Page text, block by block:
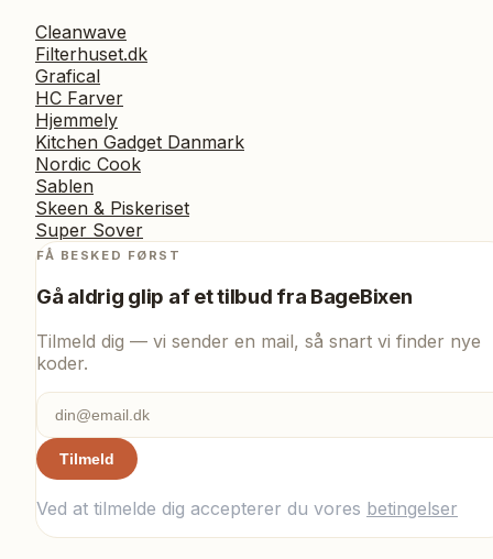
Cleanwave
Filterhuset.dk
Grafical
HC Farver
Hjemmely
Kitchen Gadget Danmark
Nordic Cook
Sablen
Skeen & Piskeriset
Super Sover
FÅ BESKED FØRST
Gå aldrig glip af et tilbud fra BageBixen
Tilmeld dig — vi sender en mail, så snart vi finder nye
koder.
Tilmeld
Ved at tilmelde dig accepterer du vores betingelser